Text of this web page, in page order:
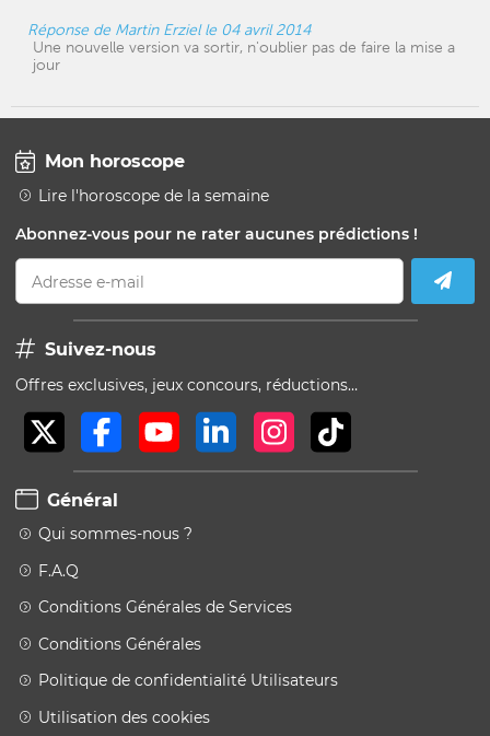
Réponse de Martin Erziel le 04 avril 2014
Une nouvelle version va sortir, n'oublier pas de faire la mise a
jour
Mon horoscope
Lire l'horoscope de la semaine
Abonnez-vous pour ne rater aucunes prédictions !
Adresse e-mail
Suivez-nous
Offres exclusives, jeux concours, réductions…
Général
Qui sommes-nous ?
F.A.Q
Conditions Générales de Services
Conditions Générales
Politique de confidentialité Utilisateurs
Utilisation des cookies